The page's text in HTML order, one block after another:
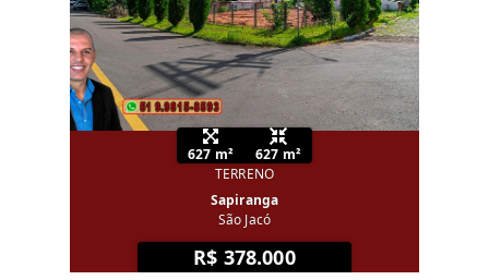
627 m²
627 m²
TERRENO
Sapiranga
São Jacó
R$ 378.000